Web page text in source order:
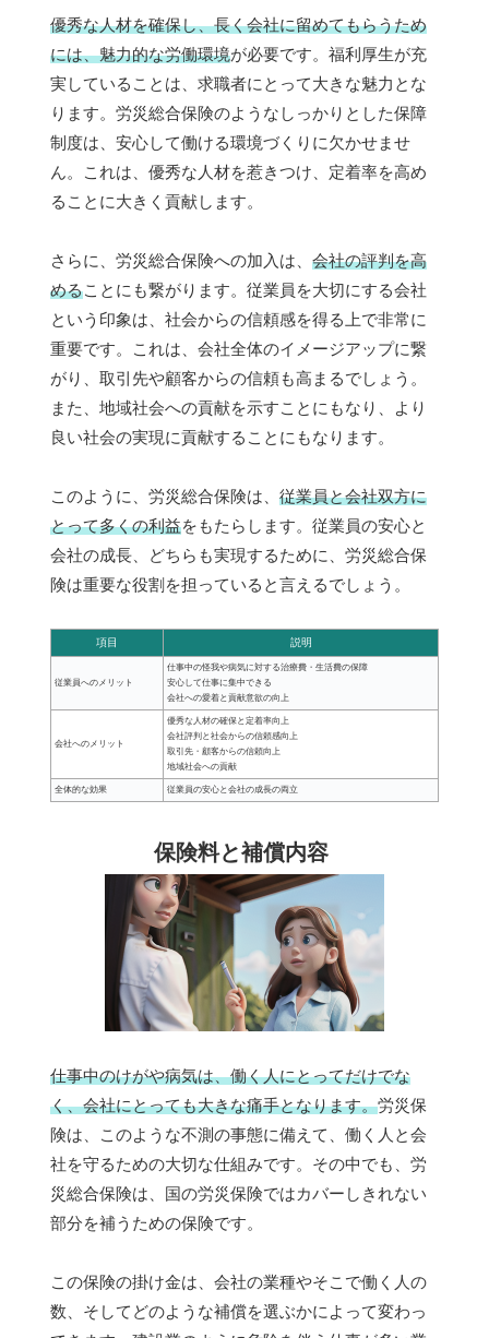
優秀な人材を確保し、長く会社に留めてもらうため
には、魅力的な労働環境が必要です。福利厚生が充
実していることは、求職者にとって大きな魅力とな
ります。労災総合保険のようなしっかりとした保障
制度は、安心して働ける環境づくりに欠かせませ
ん。これは、優秀な人材を惹きつけ、定着率を高め
ることに大きく貢献します。
さらに、労災総合保険への加入は、 会社の評判を高
めることにも繋がります。従業員を大切にする会社
という印象は、社会からの信頼感を得る上で非常に
重要です。これは、会社全体のイメージアップに繋
がり、取引先や顧客からの信頼も高まるでしょう。
また、地域社会への貢献を示すことにもなり、より
良い社会の実現に貢献することにもなります。
このように、労災総合保険は、 従業員と会社双方に
とって多くの利益をもたらします。従業員の安心と
会社の成長、どちらも実現するために、労災総合保
険は重要な役割を担っていると言えるでしょう。
項目 説明
従業員へのメリット
仕事中の怪我や病気に対する治療費・生活費の保障
安心して仕事に集中できる
会社への愛着と貢献意欲の向上
会社へのメリット
優秀な人材の確保と定着率向上
会社評判と社会からの信頼感向上
取引先・顧客からの信頼向上
地域社会への貢献
全体的な効果 従業員の安心と会社の成長の両立
保険料と補償内容
仕事中のけがや病気は、働く人にとってだけでな
く、会社にとっても大きな痛手となります。労災保
険は、このような不測の事態に備えて、働く人と会
社を守るための大切な仕組みです。その中でも、労
災総合保険は、国の労災保険ではカバーしきれない
部分を補うための保険です。
この保険の掛け金は、会社の業種やそこで働く人の
数、そしてどのような補償を選ぶかによって変わっ